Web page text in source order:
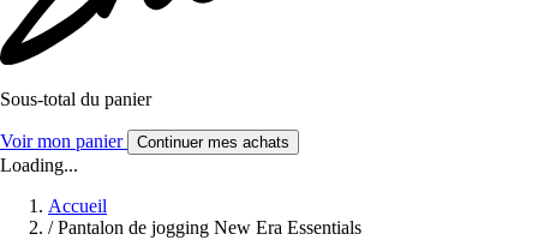
Sous-total du panier
Voir mon panier Continuer mes achats
Loading...
Accueil
/ Pantalon de jogging New Era Essentials